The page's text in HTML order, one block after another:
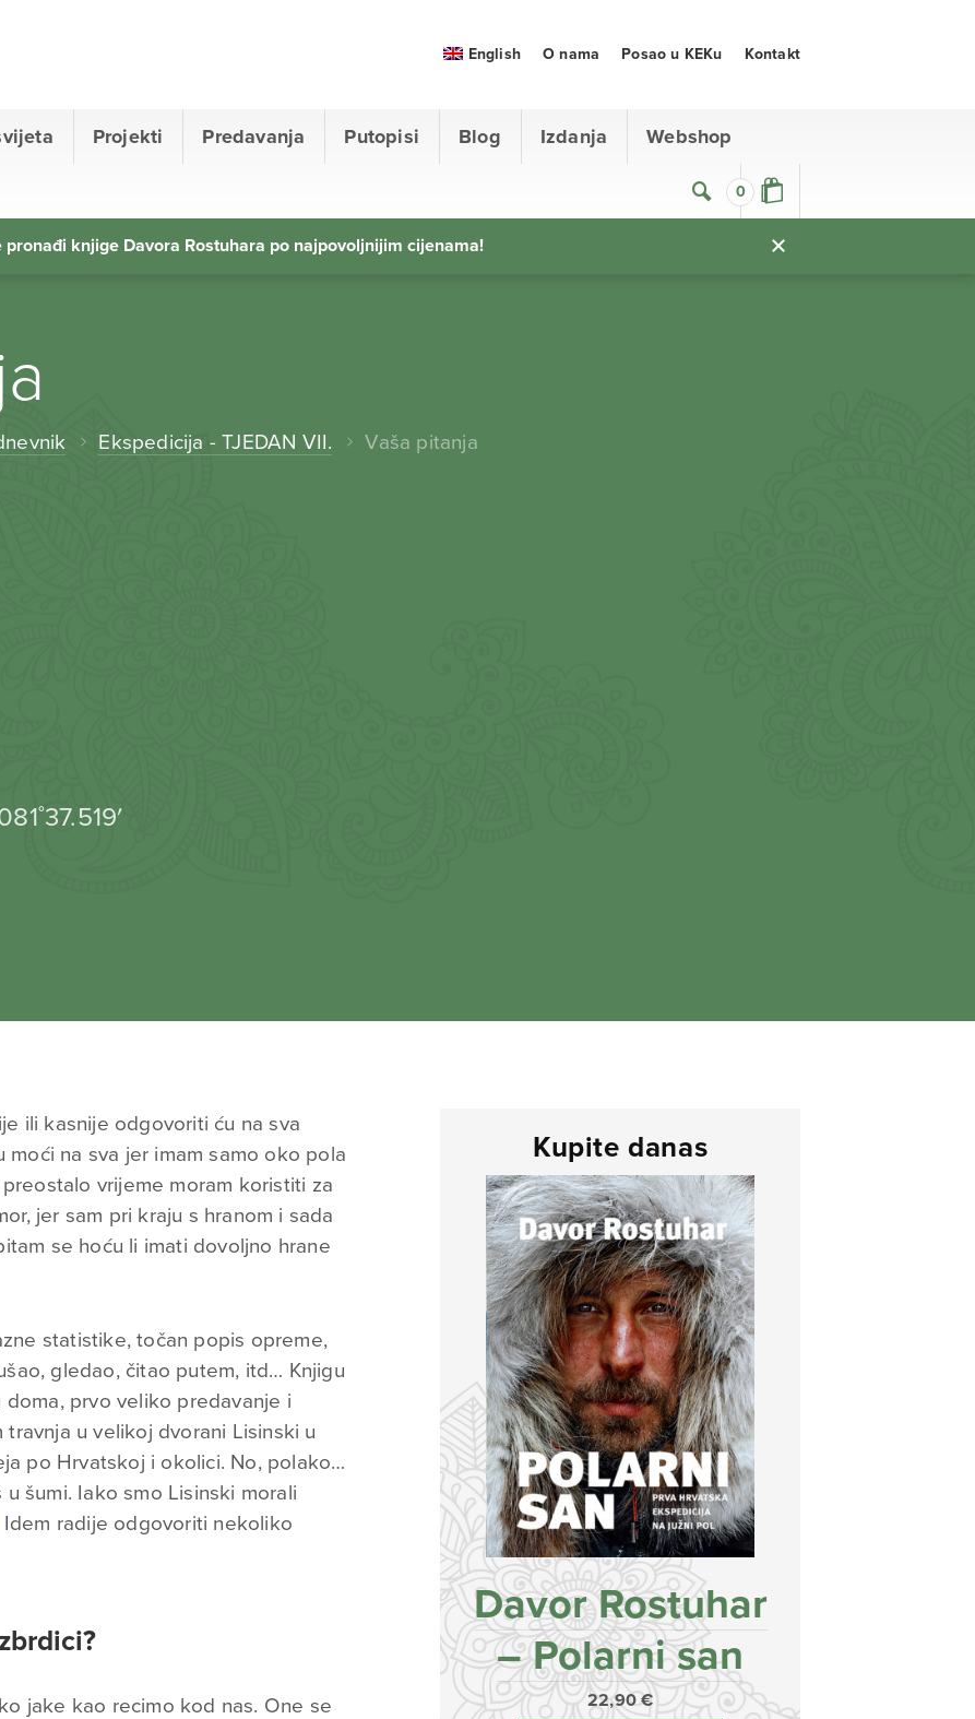
0
Projekti Predavanja Putopisi Blog Izdanja Webshop
English O nama Posao u KEKu Kontakt
pronađi knjige Davora Rostuhara po najpovoljnijim cijenama!
Ekspedicija - TJEDAN VII. Vaša pitanja
ili kasnije odgovoriti ću na sva
na sva jer imam samo oko pola
vrijeme moram koristiti za
jer sam pri kraju s hranom i sada
se hoću li imati dovoljno hrane
statistike, točan popis opreme,
gledao, čitao putem, itd… Knjigu
prvo veliko predavanje i
u velikoj dvorani Lisinski u
po Hrvatskoj i okolici. No, polako…
šumi. Iako smo Lisinski morali
Idem radije odgovoriti nekoliko
jake kao recimo kod nas. One se
Kupite danas
Davor Rostuhar
– Polarni san
22,90€